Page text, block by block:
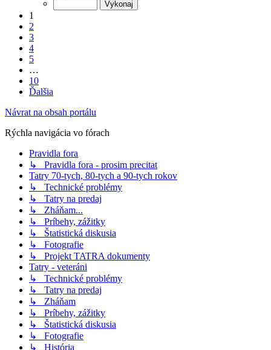
1
2
3
4
5
…
10
Ďalšia
Návrat na obsah portálu
Rýchla navigácia vo fórach
Pravidla fora
↳ Pravidla fora - prosim precitat
Tatry 70-tych, 80-tych a 90-tych rokov
↳ Technické problémy
↳ Tatry na predaj
↳ Zháňam...
↳ Príbehy, zážitky
↳ Štatistická diskusia
↳ Fotografie
↳ Projekt TATRA dokumenty
Tatry - veteráni
↳ Technické problémy
↳ Tatry na predaj
↳ Zháňam
↳ Príbehy, zážitky
↳ Štatistická diskusia
↳ Fotografie
↳ História